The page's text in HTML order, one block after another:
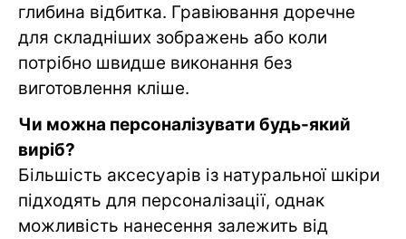
глибина відбитка. Гравіювання доречне
для складніших зображень або коли
потрібно швидше виконання без
виготовлення кліше.
Чи можна персоналізувати будь-який
виріб?
Більшість аксесуарів із натуральної шкіри
підходять для персоналізації, однак
можливість нанесення залежить від